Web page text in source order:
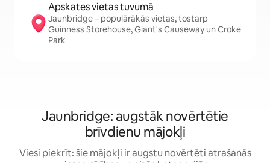
Apskates vietas tuvumā
Jaunbridge – populārākās vietas, tostarp
Guinness Storehouse, Giant's Causeway un Croke
Park
Jaunbridge: augstāk novērtētie
brīvdienu mājokļi
Viesi piekrīt: šie mājokļi ir augstu novērtēti atrašanās